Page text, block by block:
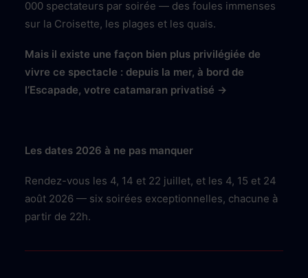
000 spectateurs par soirée — des foules immenses
sur la Croisette, les plages et les quais.
Mais il existe une façon bien plus privilégiée de
vivre ce spectacle : depuis la mer, à bord de
l’Escapade, votre catamaran privatisé →
Les dates 2026 à ne pas manquer
Rendez-vous les 4, 14 et 22 juillet, et les 4, 15 et 24
août 2026 — six soirées exceptionnelles, chacune à
partir de 22h.